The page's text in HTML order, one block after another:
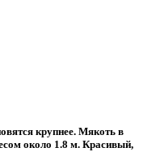
крупнее. Мякоть в
около 1.8 м. Красивый,